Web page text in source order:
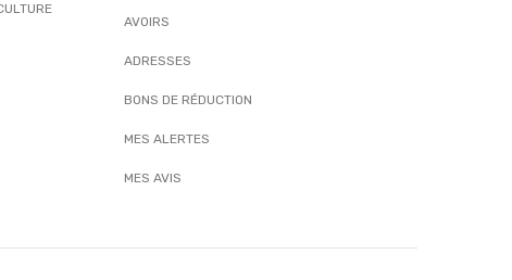
AVOIRS
ADRESSES
BONS DE RÉDUCTION
MES ALERTES
MES AVIS